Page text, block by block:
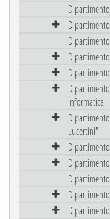
informatica
Lucertini"